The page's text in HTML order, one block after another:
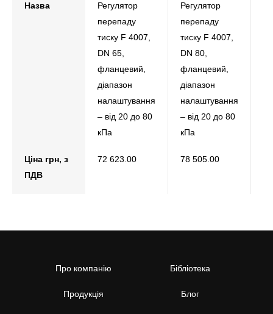
Назва
Регулятор
перепаду
тиску F 4007,
DN 65,
фланцевий,
діапазон
налаштування
– від 20 до 80
кПа
Регулятор
перепаду
тиску F 4007,
DN 80,
фланцевий,
діапазон
налаштування
– від 20 до 80
кПа
Ціна грн, з
ПДВ
72 623.00 78 505.00
Про компанію
Продукція
Бібліотека
Блог